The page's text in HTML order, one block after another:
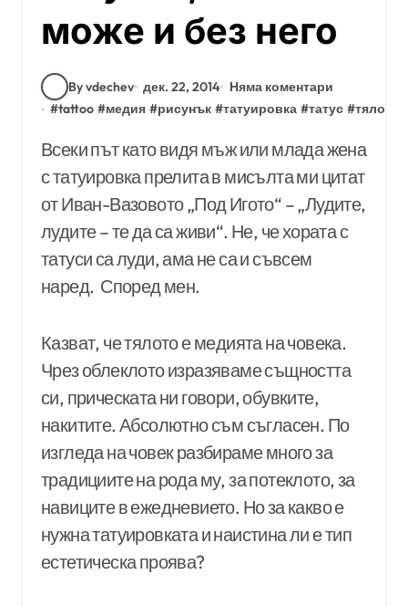
може и без него
By vdechev дек. 22, 2014
Няма коментари
#tattoo #медия #рисунък #татуировка #татус #тяло
Всеки път като видя мъж или млада жена
с татуировка прелита в мисълта ми цитат
от Иван-Вазовото „Под Игото“ – „Лудите,
лудите – те да са живи“. Не, че хората с
татуси са луди, ама не са и съвсем
наред. Според мен.
Казват, че тялото е медията на човека.
Чрез облеклото изразяваме същността
си, прическата ни говори, обувките,
накитите. Абсолютно съм съгласен. По
изгледа на човек разбираме много за
традициите на рода му, за потеклото, за
навиците в ежедневието. Но за какво е
нужна татуировката и наистина ли е тип
естетическа проява?